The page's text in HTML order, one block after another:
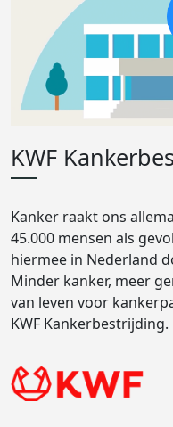
KWF
Kanker raakt ons
45.000 mensen als
hiermee in Nederland
Minder kanker, meer
van leven voor
KWF Kankerbestrijding.